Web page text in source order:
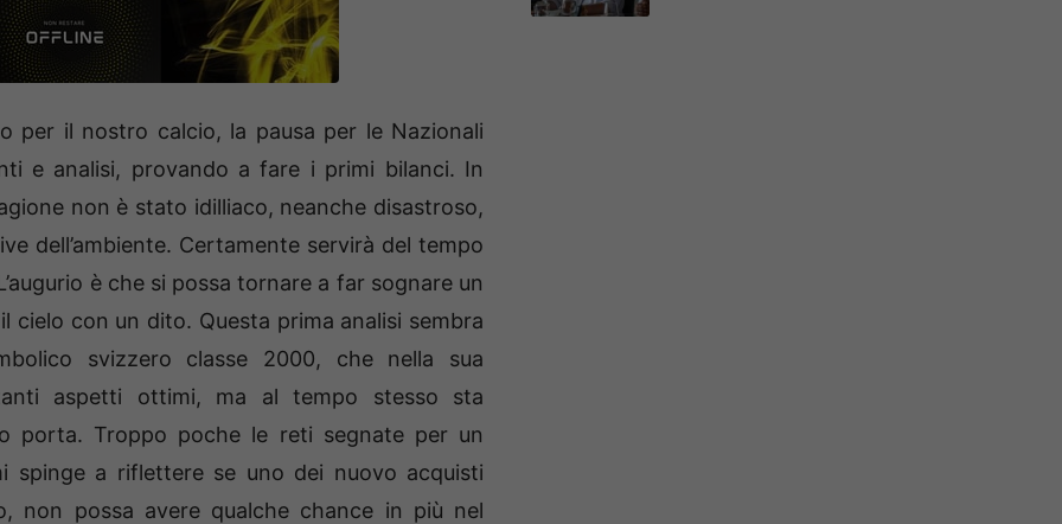
per il nostro calcio, la pausa per le Nazionali
e analisi, provando a fare i primi bilanci. In
non è stato idilliaco, neanche disastroso,
dell’ambiente. Certamente servirà del tempo
è che si possa tornare a far sognare un
con un dito. Questa prima analisi sembra
svizzero classe 2000, che nella sua
aspetti ottimi, ma al tempo stesso sta
porta. Troppo poche le reti segnate per un
spinge a riflettere se uno dei nuovo acquisti
non possa avere qualche chance in più nel